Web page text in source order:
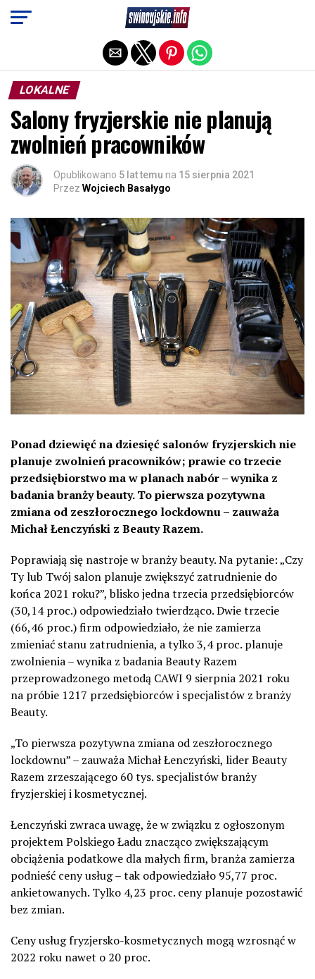
LOKALNE
Salony fryzjerskie nie planują
zwolnień pracowników
Opublikowano 5 lat temu na 15 sierpnia 2021
Przez Wojciech Basałygo
Ponad dziewięć na dziesięć salonów fryzjerskich nie
planuje zwolnień pracowników; prawie co trzecie
przedsiębiorstwo ma w planach nabór – wynika z
badania branży beauty. To pierwsza pozytywna
zmiana od zeszłorocznego lockdownu – zauważa
Michał Łenczyński z Beauty Razem.
Poprawiają się nastroje w branży beauty. Na pytanie: „Czy
Ty lub Twój salon planuje zwiększyć zatrudnienie do
końca 2021 roku?”, blisko jedna trzecia przedsiębiorców
(30,14 proc.) odpowiedziało twierdząco. Dwie trzecie
(66,46 proc.) firm odpowiedziało, że nie zamierza
zmieniać stanu zatrudnienia, a tylko 3,4 proc. planuje
zwolnienia – wynika z badania Beauty Razem
przeprowadzonego metodą CAWI 9 sierpnia 2021 roku
na próbie 1217 przedsiębiorców i specjalistów z branży
Beauty.
„To pierwsza pozytywna zmiana od zeszłorocznego
lockdownu” – zauważa Michał Łenczyński, lider Beauty
Razem zrzeszającego 60 tys. specjalistów branży
fryzjerskiej i kosmetycznej.
Łenczyński zwraca uwagę, że w związku z ogłoszonym
projektem Polskiego Ładu znacząco zwiększającym
obciążenia podatkowe dla małych firm, branża zamierza
podnieść ceny usług – tak odpowiedziało 95,77 proc.
ankietowanych. Tylko 4,23 proc. ceny planuje pozostawić
bez zmian.
Ceny usług fryzjersko-kosmetycznych mogą wzrosnąć w
2022 roku nawet o 20 proc.
Exit mobile version